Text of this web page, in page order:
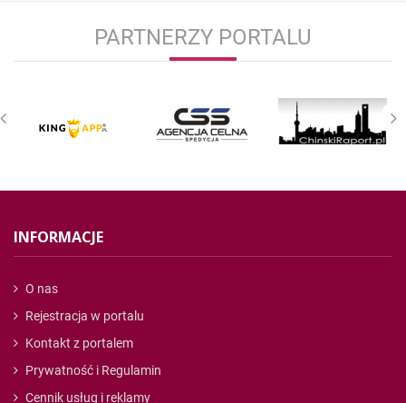
PARTNERZY PORTALU
INFORMACJE
O nas
Rejestracja w portalu
Kontakt z portalem
Prywatność i Regulamin
Cennik usług i reklamy